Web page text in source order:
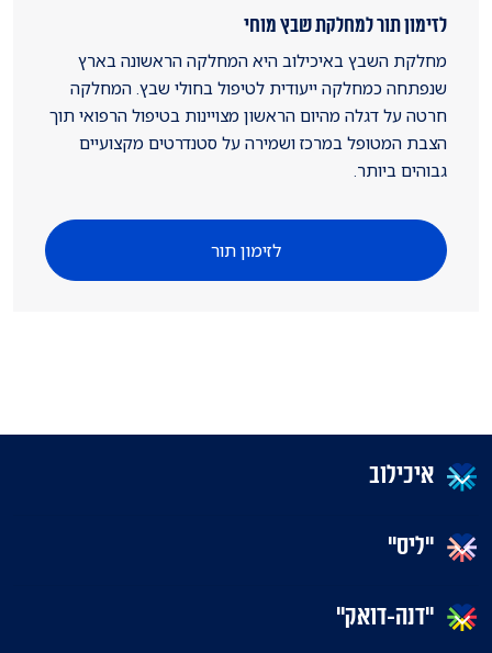
לזימון תור למחלקת שבץ מוחי
מחלקת השבץ באיכילוב היא המחלקה הראשונה בארץ
שנפתחה כמחלקה ייעודית לטיפול בחולי שבץ. המחלקה
חרטה על דגלה מהיום הראשון מצויינות בטיפול הרפואי תוך
הצבת המטופל במרכז ושמירה על סטנדרטים מקצועיים
גבוהים ביותר.
לזימון תור
איכילוב
"ליס"
"דנה-דואק"